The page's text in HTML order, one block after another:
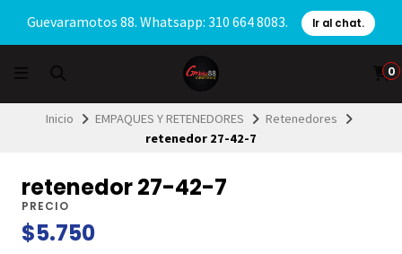
Guevaramotos 88. Whatsapp: 310 664 8083. Ir al chat.
0
Inicio EMPAQUES Y RETENEDORES
Retenedores
retenedor 27-42-7
retenedor 27-42-7
PRECIO
$5.750